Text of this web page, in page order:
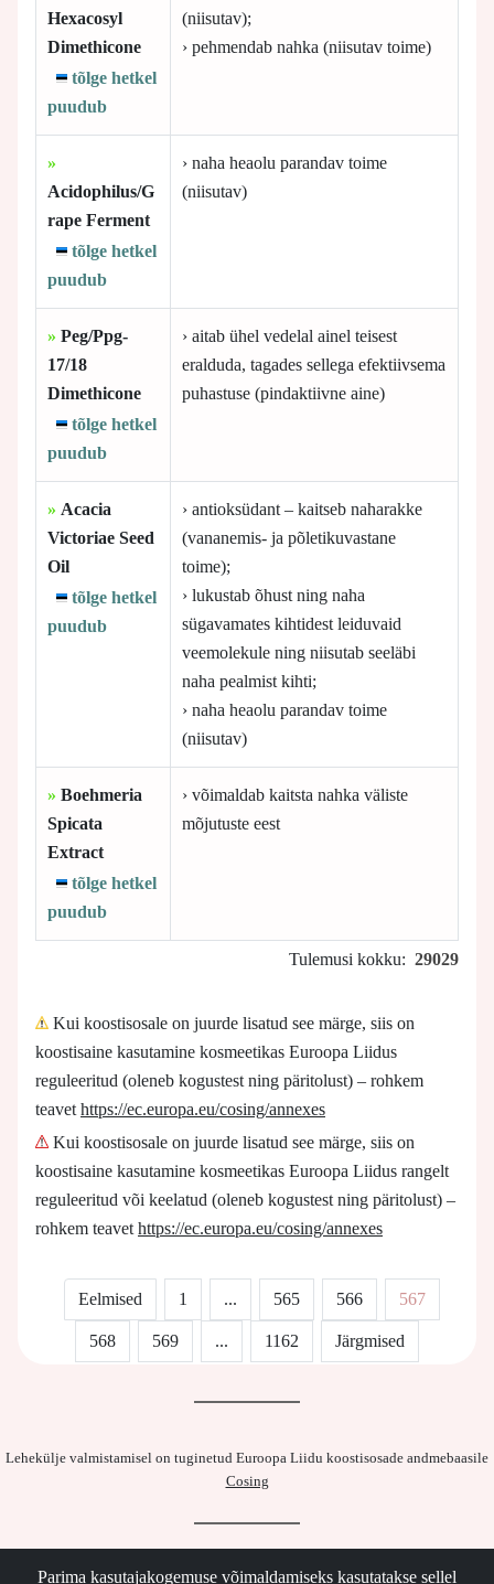
Hexacosyl
Dimethicone
tõlge hetkel
puudub
(niisutav);
› pehmendab nahka (niisutav toime)
»
Acidophilus/G
rape Ferment
tõlge hetkel
puudub
› naha heaolu parandav toime
(niisutav)
» Peg/Ppg-
17/18
Dimethicone
tõlge hetkel
puudub
› aitab ühel vedelal ainel teisest
eralduda, tagades sellega efektiivsema
puhastuse (pindaktiivne aine)
» Acacia
Victoriae Seed
Oil
tõlge hetkel
puudub
› antioksüdant – kaitseb naharakke
(vananemis- ja põletikuvastane
toime);
› lukustab õhust ning naha
sügavamates kihtidest leiduvaid
veemolekule ning niisutab seeläbi
naha pealmist kihti;
› naha heaolu parandav toime
(niisutav)
» Boehmeria
Spicata
Extract
tõlge hetkel
puudub
› võimaldab kaitsta nahka väliste
mõjutuste eest
Tulemusi kokku: 29029
Kui koostisosale on juurde lisatud see märge, siis on
koostisaine kasutamine kosmeetikas Euroopa Liidus
reguleeritud (oleneb kogustest ning päritolust) – rohkem
teavet https://ec.europa.eu/cosing/annexes
Kui koostisosale on juurde lisatud see märge, siis on
koostisaine kasutamine kosmeetikas Euroopa Liidus rangelt
reguleeritud või keelatud (oleneb kogustest ning päritolust) –
rohkem teavet https://ec.europa.eu/cosing/annexes
Eelmised 1 ... 565 566 567
568 569 ... 1162 Järgmised
Lehekülje valmistamisel on tuginetud Euroopa Liidu koostisosade andmebaasile
Cosing
Parima kasutajakogemuse võimaldamiseks kasutatakse sellel